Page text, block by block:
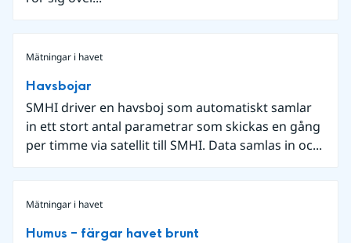
Mätningar i havet
Havsbojar
SMHI driver en havsboj som automatiskt samlar
in ett stort antal parametrar som skickas en gång
per timme via satellit till SMHI. Data samlas in oc...
Mätningar i havet
Humus – färgar havet brunt